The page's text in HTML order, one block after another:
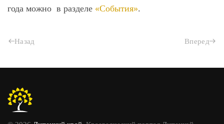
года можно в разделе «События».
Назад Вперед